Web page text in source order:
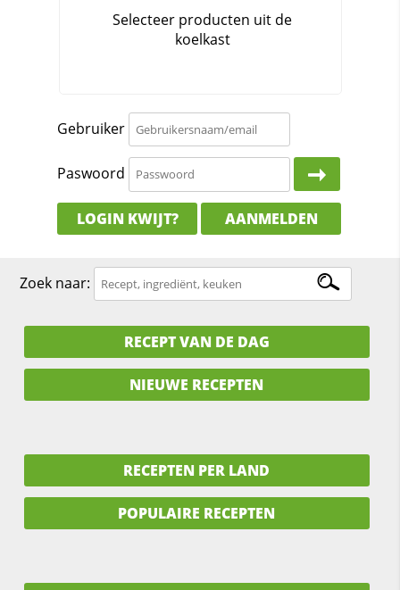
Gebruiker
Paswoord
LOGIN KWIJT? AANMELDEN
Zoek naar:
RECEPT VAN DE DAG
NIEUWE RECEPTEN
RECEPTEN PER LAND
POPULAIRE RECEPTEN